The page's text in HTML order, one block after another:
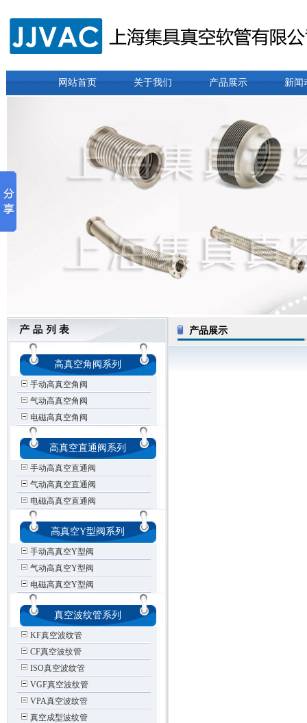
网站首页 关于我们 产品展示 新闻
高真空角阀系列
手动高真空角阀
气动高真空角阀
电磁高真空角阀
高真空直通阀系列
手动高真空直通阀
气动高真空直通阀
电磁高真空直通阀
高真空Y型阀系列
手动高真空Y型阀
气动高真空Y型阀
电磁高真空Y型阀
真空波纹管系列
KF真空波纹管
CF真空波纹管
ISO真空波纹管
VGF真空波纹管
VPA真空波纹管
真空成型波纹管
产品展示